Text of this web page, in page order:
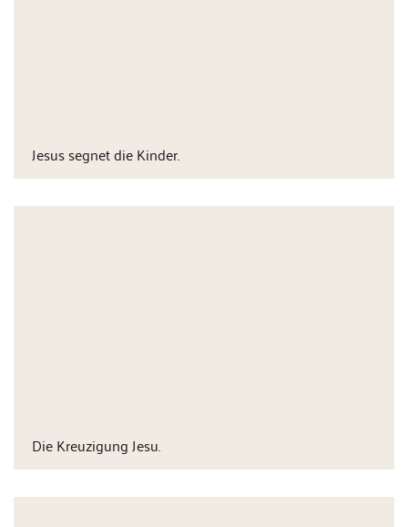
Jesus segnet die Kinder.
Die Kreuzigung Jesu.